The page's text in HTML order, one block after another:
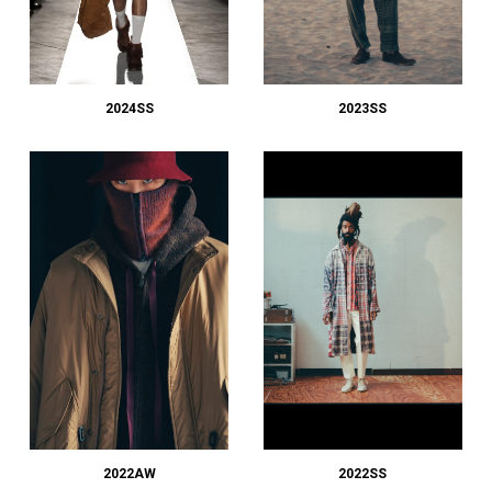
2024SS 2023SS
2022AW 2022SS